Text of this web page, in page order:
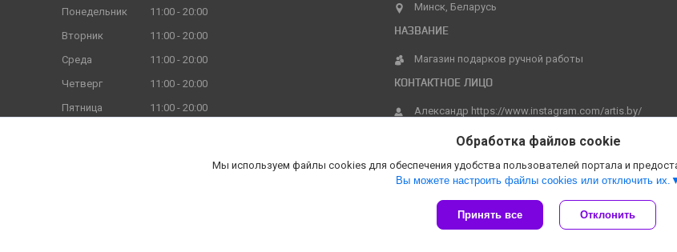
Понедельник 11:00
20:00
Вторник
11:00
20:00
Среда
11:00
20:00
Четверг
11:00
20:00
Пятница
11:00
20:00
Минск, Беларусь
Магазин подарков ручной работы
Александр https://www.instagram.com/artis.by/
Сайт создан на платформе Deal.by
Политика обработки файлов cookies
Обработка файлов cookie
Мы используем файлы cookies для обеспечения удобства пользователей портала и
Вы можете настроить файлы cookies или отключить их.
Принять все Отклонить